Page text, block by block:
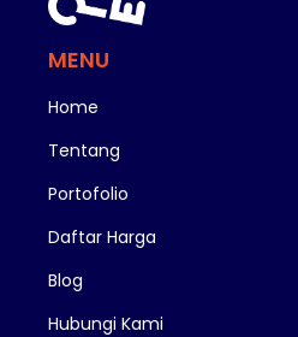
MENU
Home
Tentang
Portofolio
Daftar Harga
Blog
Hubungi Kami